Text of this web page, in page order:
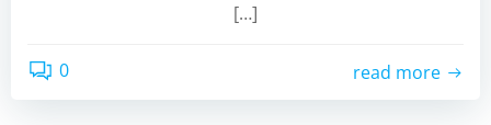
[…]
0 read more